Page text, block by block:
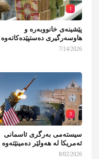
1
پێشینەی خانووبەرە و
هاوسەرگیری دەستپێدەکاتەوە
7/14/2026
3
سیستەمی بەرگری ئاسمانی
ئەمریکا لە هەولێر دەمینێتەوە
8/02/2026